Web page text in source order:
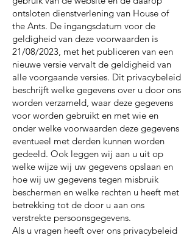
ontsloten dienstverlening van House of
the Ants. De ingangsdatum voor de
geldigheid van deze voorwaarden is
21/08/2023, met het publiceren van een
nieuwe versie vervalt de geldigheid van
alle voorgaande versies. Dit privacybeleid
beschrijft welke gegevens over u door ons
worden verzameld, waar deze gegevens
voor worden gebruikt en met wie en
onder welke voorwaarden deze gegevens
eventueel met derden kunnen worden
gedeeld. Ook leggen wij aan u uit op
welke wijze wij uw gegevens opslaan en
hoe wij uw gegevens tegen misbruik
beschermen en welke rechten u heeft met
betrekking tot de door u aan ons
verstrekte persoonsgegevens.
Als u vragen heeft over ons privacybeleid